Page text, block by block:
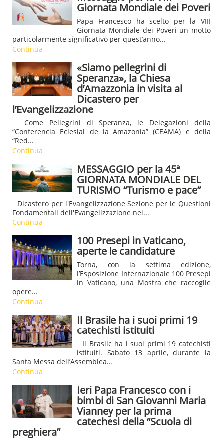
Giornata Mondiale dei Poveri
Papa Francesco ha scelto per la VIII
Giornata Mondiale dei Poveri un motto
particolarmente significativo per quest’anno...
Continua
«Siamo pellegrini di
Speranza», la Chiesa
d’Amazzonia in visita al
Dicastero per
l’Evangelizzazione
Come Pellegrini di Speranza, le Delegazioni della
“Conferencia Eclesial de la Amazonia” (CEAMA) e della
“Red...
Continua
MESSAGGIO per la 45ª
GIORNATA MONDIALE DEL
TURISMO “Turismo e pace”
Dicastero per l'Evangelizzazione Sezione per le Questioni
Fondamentali dell'Evangelizzazione nel...
Continua
100 Presepi in Vaticano,
aperte le candidature
Torna, con la settima edizione,
l’Esposizione Internazionale 100 Presepi
in Vaticano, una Mostra che raccoglie
opere...
Continua
Il Brasile ha i suoi primi 19
catechisti istituiti
Il Brasile ha i suoi primi 19 catechisti
istituiti. Sabato 13 aprile, durante la
Santa Messa dell’Assemblea...
Continua
Ieri Papa Francesco con i
bimbi di San Giovanni Maria
Vianney per la prima
catechesi della “Scuola di
preghiera”